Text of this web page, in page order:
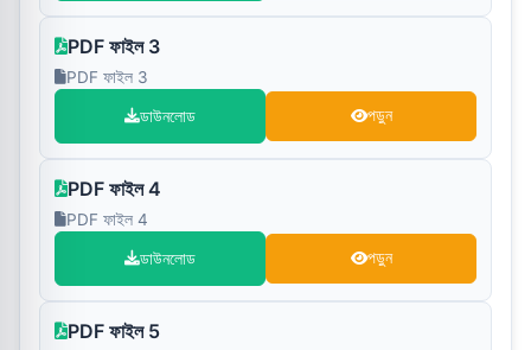
PDF ফাইল 3
PDF ফাইল 3
ডাউনলোড পড়ুন
PDF ফাইল 4
PDF ফাইল 4
ডাউনলোড পড়ুন
PDF ফাইল 5